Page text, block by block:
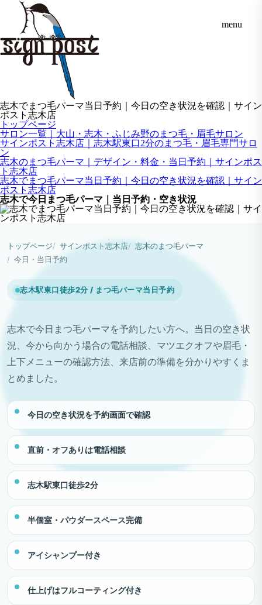
menu
志木でまつ毛パーマ当日予約｜今日の空き状況を確認｜サイン
ポスト志木店
トップページ
サロン一覧｜大山・志木・ふじみ野のまつ毛・眉毛サロン
サインポスト志木店｜志木駅東口2分のまつ毛・眉毛専門サロ
ン
志木のまつ毛パーマ｜デザイン・料金・当日予約｜サインポス
ト志木店
志木でまつ毛パーマ当日予約｜今日の空き状況を確認｜サイン
ポスト志木店
志木で今日まつ毛パーマ｜当日予約・空き状況
トップページ サインポスト志木店
志木のまつ毛パーマ
今日・当日予約
志木駅東口徒歩2分 / まつ毛パーマ当日予約
志木で今日まつ毛パーマを予約したい方へ。当日の空き状
況、今から向かう場合の電話相談、マツエクオフや眉毛・
上下メニューの確認方法、来店前の準備を分かりやすくま
とめました。
今日の空き状況を予約画面で確認
直前・オフありは電話相談
志木駅東口徒歩2分
半個室・パウダースペース完備
アイシャンプー付き
仕上げはフルコーティング付き